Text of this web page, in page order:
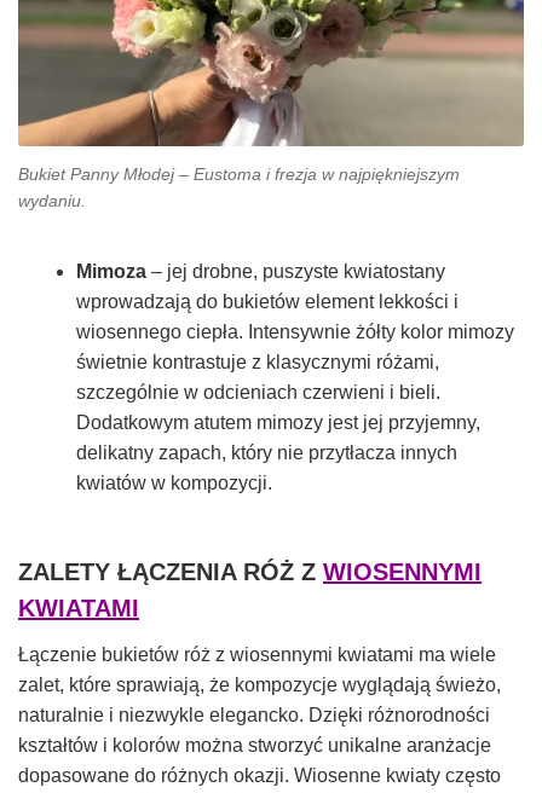
Bukiet Panny Młodej – Eustoma i frezja w najpiękniejszym
wydaniu.
Mimoza – jej drobne, puszyste kwiatostany
wprowadzają do bukietów element lekkości i
wiosennego ciepła. Intensywnie żółty kolor mimozy
świetnie kontrastuje z klasycznymi różami,
szczególnie w odcieniach czerwieni i bieli.
Dodatkowym atutem mimozy jest jej przyjemny,
delikatny zapach, który nie przytłacza innych
kwiatów w kompozycji.
ZALETY ŁĄCZENIA RÓŻ Z WIOSENNYMI
KWIATAMI
Łączenie bukietów róż z wiosennymi kwiatami ma wiele
zalet, które sprawiają, że kompozycje wyglądają świeżo,
naturalnie i niezwykle elegancko. Dzięki różnorodności
kształtów i kolorów można stworzyć unikalne aranżacje
dopasowane do różnych okazji. Wiosenne kwiaty często